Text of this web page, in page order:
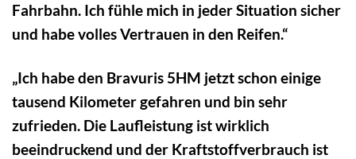
Fahrbahn. Ich fühle mich in jeder Situation sicher
und habe volles Vertrauen in den Reifen.“
„Ich habe den Bravuris 5HM jetzt schon einige
tausend Kilometer gefahren und bin sehr
zufrieden. Die Laufleistung ist wirklich
beeindruckend und der Kraftstoffverbrauch ist